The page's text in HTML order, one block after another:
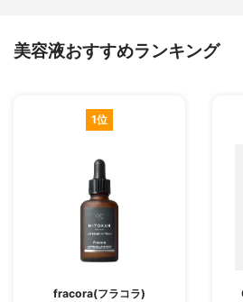
美容液おすすめランキング
1位
fracora(フラコラ)